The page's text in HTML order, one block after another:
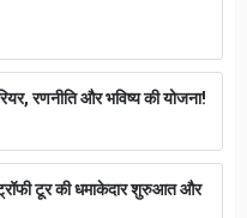
रणनीति और भविष्य की योजना!
टूर की धमाकेदार शुरुआत और